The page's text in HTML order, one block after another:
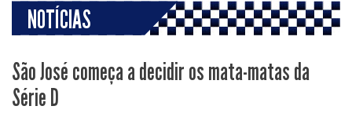
NOTÍCIAS
São José começa a decidir os mata-matas da
Série D